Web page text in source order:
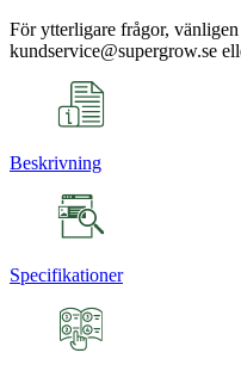
För ytterligare frågor,
kundservice@supergrow.se
Beskrivning
Specifikationer